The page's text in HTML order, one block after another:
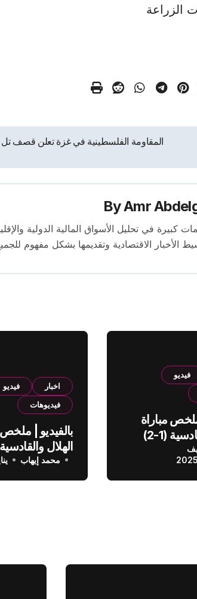
الزراعة
المقاومة الفلسطينية في غزة تعلن قصف
ByAmr
14 عامًا. لديه إسهامات كبيرة في تحليل الأسواق المالية الدولية
الأخبار الاقتصادية وتقديمها بشكل مفهوم
فيديو
مباراة
الهلال والقادسية (1-2)
اخبار
فيديو
فيديوهات
بالفيديو | ملخص
الدوري
محمد إيهاب يناير